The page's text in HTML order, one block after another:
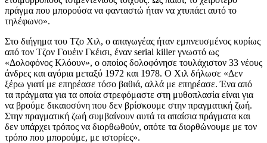
πράγμα που μπορούσα να φανταστώ ήταν να χτυπάει αυτό το
τηλέφωνο».
Στο διήγημα του Τζο Χιλ, ο απαγωγέας ήταν εμπνευσμένος κυρίως
από τον Τζον Γουέιν Γκέισι, έναν serial killerγνωστό ως
«Δολοφόνος Κλόουν», ο οποίος δολοφόνησε τουλάχιστον 33 νέους
άνδρες και αγόρια μεταξύ 1972 και 1978. Ο Χιλ δήλωσε «Δεν
ξέρω γιατί με επηρέασε τόσο βαθιά, αλλά με επηρέασε. Ένα από
τα πράγματα για τα οποία στρεφόμαστε στη μυθοπλασία είναι για
να βρούμε δικαιοσύνη που δεν βρίσκουμε στην πραγματική ζωή.
Στην πραγματική ζωή συμβαίνουν αυτά τα απαίσια πράγματα και
δεν υπάρχει τρόπος να διορθωθούν, οπότε τα διορθώνουμε με τον
τρόπο που μπορούμε, με ιστορίες».